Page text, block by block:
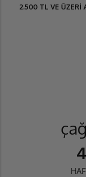
2.500 TL VE ÜZERİ